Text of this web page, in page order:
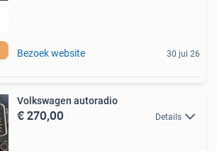
Bezoek website 30 jul 26
Volkswagen autoradio
€ 270,00 Details